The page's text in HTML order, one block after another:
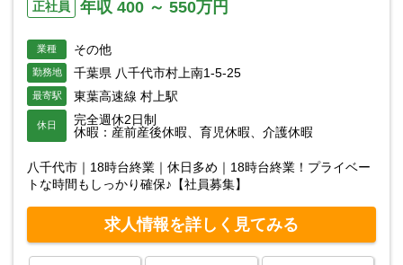
正社員 年収 400 ～ 550万円
業種 その他
勤務地 千葉県 八千代市村上南1-5-25
最寄駅 東葉高速線 村上駅
休日
完全週休2日制
休暇：産前産後休暇、育児休暇、介護休暇
八千代市｜18時台終業｜休日多め｜18時台終業！プライベー
トな時間もしっかり確保♪【社員募集】
求人情報を詳しく見てみる